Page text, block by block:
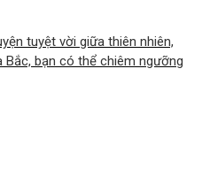
tuyệt vời giữa thiên nhiên,
Bắc, bạn có thể chiêm ngưỡng